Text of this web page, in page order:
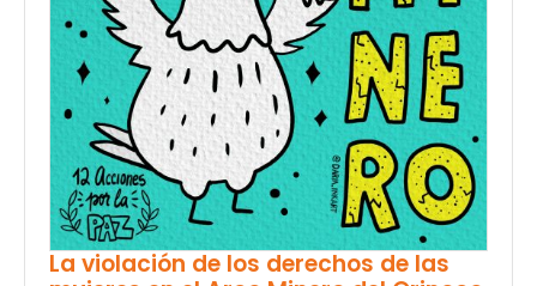
La violación de los derechos de las